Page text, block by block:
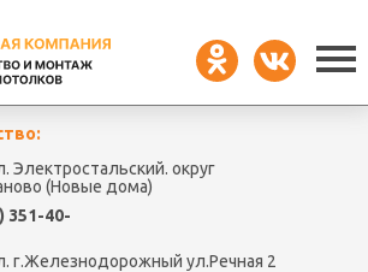
Электростальский. округ
(Новые дома)
г.Железнодорожный ул.Речная 2
351-40-